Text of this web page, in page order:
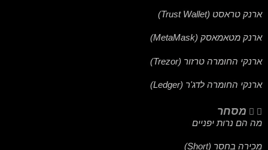
ארנק טראסט (Trust Wallet)
ארנק מטאמאסק (MetaMask)
ארנקי החומרה טרזור (Trezor)
ארנקי החומרה לדג'ר (Ledger)
מסחר
מה הם נרות יפניים
מכירה בחסר (Short)